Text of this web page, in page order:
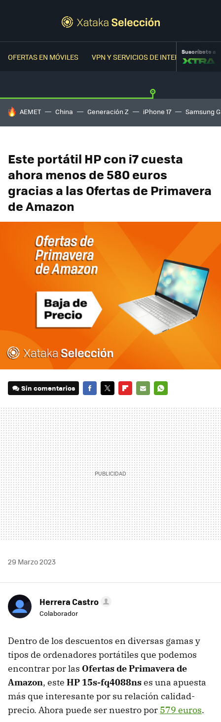
OFERTAS EN MÓVILES VPN Y SERVICIOS DE INTERNETSuscríbete a
HOY SE HABLA DE
AEMET China Generación Z iPhone 17 Samsung
Este portátil HP con i7 cuesta
ahora menos de 580 euros
gracias a las Ofertas de Primavera
de Amazon
Sin comentarios
MAIL
29 Marzo 2023
Herrera Castro
Colaborador
Dentro de los descuentos en diversas gamas y
tipos de ordenadores portátiles que podemos
encontrar por las Ofertas de Primavera de
Amazon, este HP 15s-fq4088nses una apuesta
más que interesante por su relación calidad-
precio. Ahora puede ser nuestro por 579 euros.